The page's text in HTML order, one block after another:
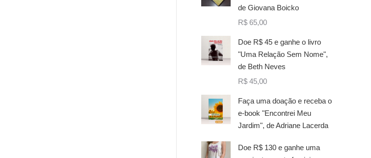
de Giovana Boicko
R$ 65,00
Doe R$ 45 e ganhe o livro
"Uma Relação Sem Nome",
de Beth Neves
R$ 45,00
Faça uma doação e receba o
e-book "Encontrei Meu
Jardim", de Adriane Lacerda
Doe R$ 130 e ganhe uma